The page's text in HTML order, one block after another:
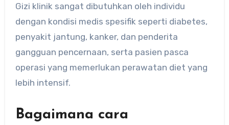
Gizi klinik sangat dibutuhkan oleh individu
dengan kondisi medis spesifik seperti diabetes,
penyakit jantung, kanker, dan penderita
gangguan pencernaan, serta pasien pasca
operasi yang memerlukan perawatan diet yang
lebih intensif.
Bagaimana cara